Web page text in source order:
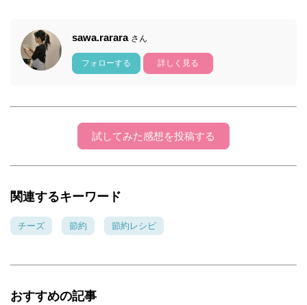
sawa.rarara さん
フォローする 詳しく見る
試してみた感想を投稿する
関連するキーワード
チーズ 節約 節約レシピ
おすすめの記事